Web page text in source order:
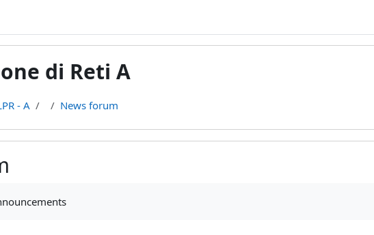
di Reti A
- A News forum